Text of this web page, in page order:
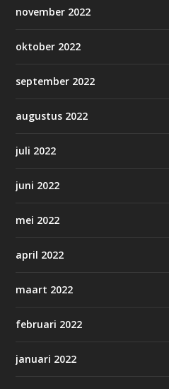
november 2022
oktober 2022
september 2022
augustus 2022
juli 2022
juni 2022
mei 2022
april 2022
maart 2022
februari 2022
januari 2022